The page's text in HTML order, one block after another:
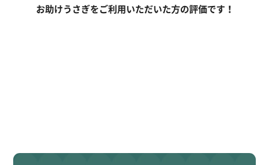
お助けうさぎをご利用いただいた方の評価です！